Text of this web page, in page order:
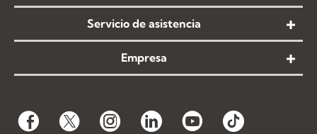
Servicio de asistencia
Empresa